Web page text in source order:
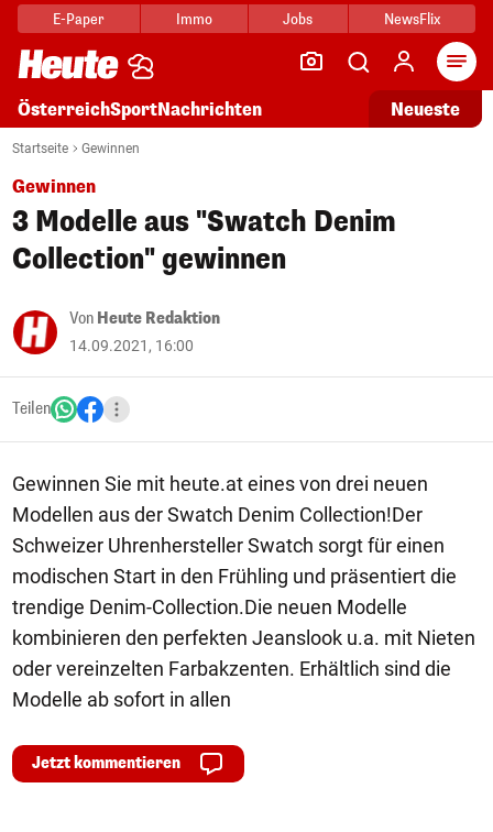
E-Paper Immo Jobs NewsFlix
ÖsterreichSportNachrichten Neueste
Startseite Gewinnen
Gewinnen
3 Modelle aus "Swatch Denim
Collection" gewinnen
Von Heute Redaktion
14.09.2021, 16:00
Teilen
Gewinnen Sie mit heute.at eines von drei neuen
Modellen aus der Swatch Denim Collection!Der
Schweizer Uhrenhersteller Swatch sorgt für einen
modischen Start in den Frühling und präsentiert die
trendige Denim-Collection.Die neuen Modelle
kombinieren den perfekten Jeanslook u.a. mit Nieten
oder vereinzelten Farbakzenten. Erhältlich sind die
Modelle ab sofort in allen
Jetzt kommentieren